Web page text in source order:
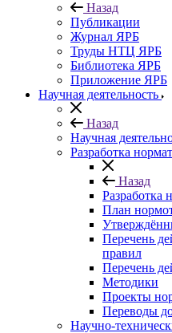
Назад
Публикации
Журнал ЯРБ
Труды НТЦ ЯРБ
Библиотека ЯРБ
Приложение ЯРБ
Научная деятельность
Назад
Научная
Разработка
Назад
Разработка
План
Перечень
правил
Перечень
Методики
Проекты
Переводы
Научно-